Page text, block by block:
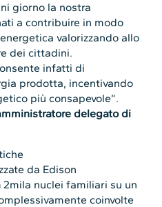
giorno la nostra
a contribuire in modo
valorizzando allo
dei cittadini.
infatti di
prodotta, incentivando
più consapevole”.
delegato di
da Edison
2mila nuclei familiari su un
coinvolte